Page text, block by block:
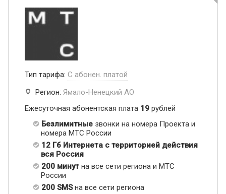
Тип тарифа: С абонен. платой
Регион: Ямало-Ненецкий АО
Ежесуточная абонентская плата 19 рублей
Безлимитные звонки на номера Проекта и
номера МТС России
12 Гб Интернета с территорией действия
вся Россия
200 минут на все сети региона и МТС
России
200 SMSна все сети региона